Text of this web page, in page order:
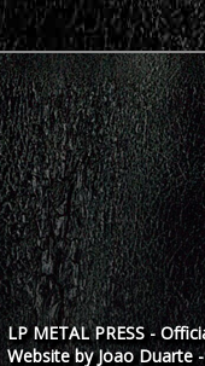
LP METAL PRESS -
Website by Joao Duarte